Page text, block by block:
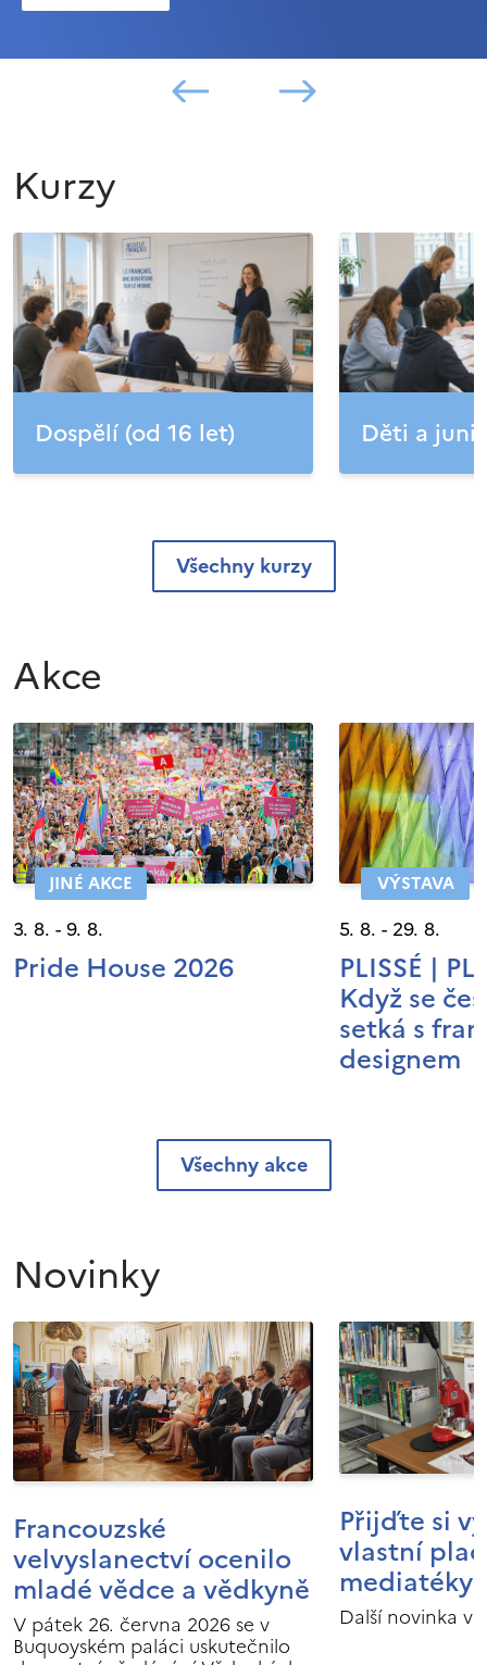
Kurzy
Dospělí (od 16 let) Děti a
Všechny kurzy
Akce
JINÉ AKCE
3. 8. - 9. 8.
Pride House 2026
VÝSTAVA
5. 8. - 29. 8.
PLISSÉ |
Když se
setká s
designem
Všechny akce
Novinky
Francouzské
velvyslanectví ocenilo
mladé vědce a vědkyně
V pátek 26. června 2026 se v
Buquoyském paláci uskutečnilo
Přijďte si
vlastní
mediatéky
Další novinka v